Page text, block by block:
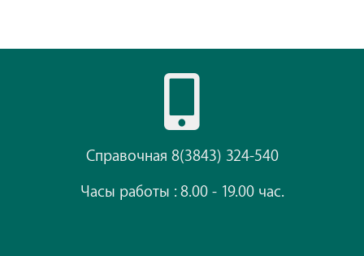
Справочная 8(3843) 324-540
Часы работы : 8.00 - 19.00 час.